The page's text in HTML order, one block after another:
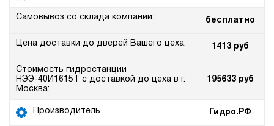
Самовывоз со склада компании: бесплатно
Цена доставки до дверей Вашего цеха: 1413 руб
Стоимость гидростанции
НЭЭ-40И1615Т с доставкой до цеха в г.
Москва:
195633 руб
Производитель Гидро.РФ